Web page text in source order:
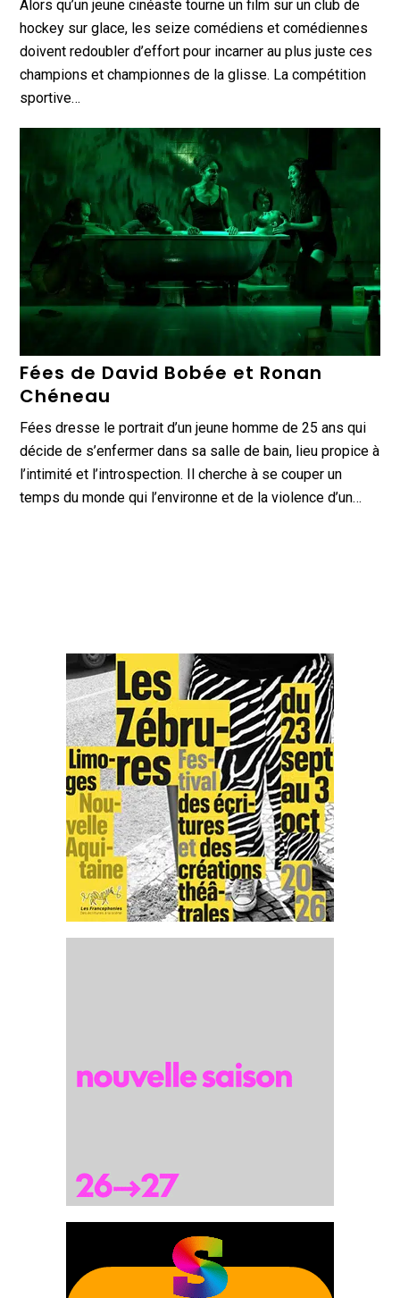
Alors qu’un jeune cinéaste tourne un film sur un club de
hockey sur glace, les seize comédiens et comédiennes
doivent redoubler d’effort pour incarner au plus juste ces
champions et championnes de la glisse. La compétition
sportive…
Fées de David Bobée et Ronan
Chéneau
Fées dresse le portrait d’un jeune homme de 25 ans qui
décide de s’enfermer dans sa salle de bain, lieu propice à
l’intimité et l’introspection. Il cherche à se couper un
temps du monde qui l’environne et de la violence d’un…